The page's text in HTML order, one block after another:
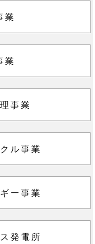
業
業
事業
ル事業
ー事業
発電所